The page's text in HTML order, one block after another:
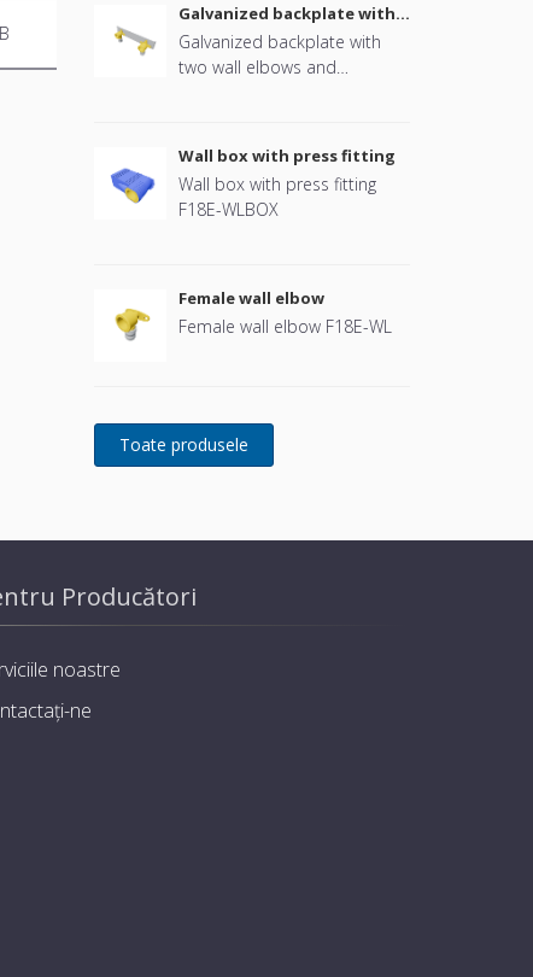
Galvanized backplate with
two wall elbows and
mounting plugs
Galvanized backplate with
two wall elbows and
Wall box with press fitting
Wall box with press fitting
F18E-WLBOX
Female wall elbow
Female wall elbow F18E-WL
Producători
noastre
ne